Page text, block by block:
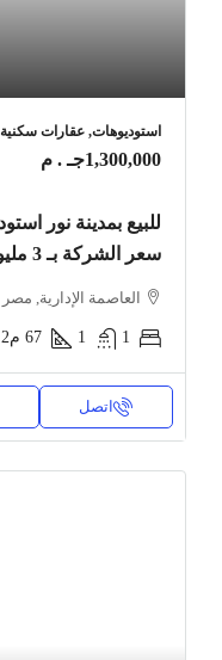
استوديوهات, عقارات سكنية
1,300,000جـ . م
سعر الشركة بـ 3 مليون
العاصمة الإدارية, مصر
1
1
67 م2
اتصل